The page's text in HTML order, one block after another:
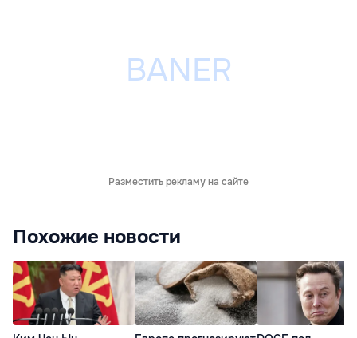
Разместить рекламу на сайте
Похожие новости